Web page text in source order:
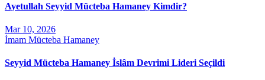
Ayetullah Seyyid Mücteba Hamaney Kimdir?
Mar 10, 2026
İmam Mücteba Hamaney
Seyyid Mücteba Hamaney İslâm Devrimi Lideri Seçildi